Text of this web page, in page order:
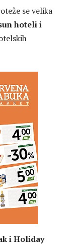
se velika
hoteli i
i Holiday